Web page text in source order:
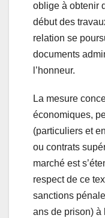
oblige à obtenir
début des
relation se
documents
l’honneur.
La mesure
économiques,
(particuliers et
ou contrats
marché est
respect de ce
sanctions
ans de prison) à